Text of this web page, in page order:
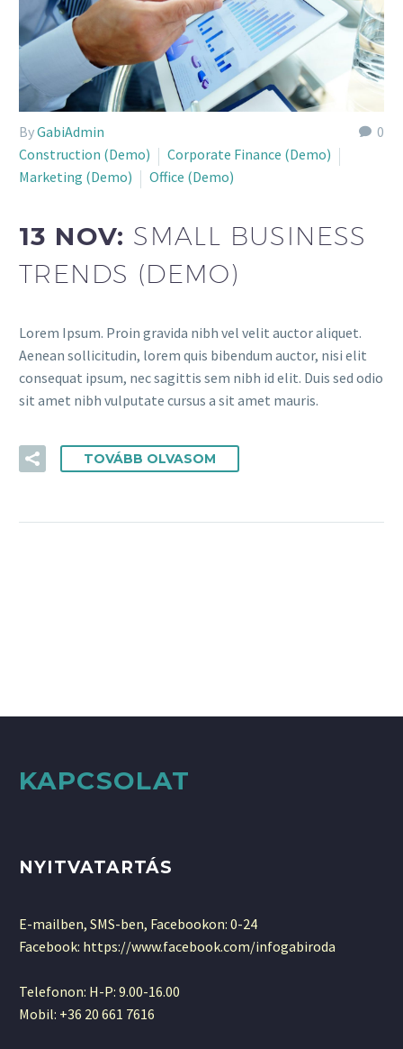
0
ByGabiAdmin
Construction (Demo)
Corporate Finance (Demo)
Marketing (Demo)
Office (Demo)
13 NOV: SMALL BUSINESS
TRENDS (DEMO)
Lorem Ipsum. Proin gravida nibh vel velit auctor aliquet.
Aenean sollicitudin, lorem quis bibendum auctor, nisi elit
consequat ipsum, nec sagittis sem nibh id elit. Duis sed odio
sit amet nibh vulputate cursus a sit amet mauris.
TOVÁBB OLVASOM
KAPCSOLAT
NYITVATARTÁS
E-mailben, SMS-ben, Facebookon: 0-24
Facebook: https://www.facebook.com/infogabiroda
Telefonon: H-P: 9.00-16.00
Mobil: +36 20 661 7616